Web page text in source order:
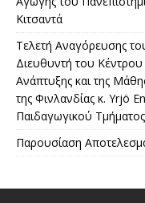
Κιτσαντά
Τελετή Αναγόρευσης
Διευθυντή του Κέντρου
Ανάπτυξης και της
της Φινλανδίας κ. Yrjö
Παιδαγωγικού
Παρουσίαση